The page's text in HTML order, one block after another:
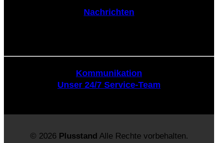
Nachrichten
Kommunikation
Unser 24/7 Service-Team
© 2026 Plusstand Alle Rechte vorbehalten.